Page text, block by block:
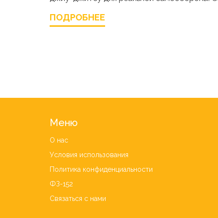
ПОДРОБНЕЕ
Меню
О нас
Условия использования
Политика конфиденциальности
ФЗ-152
Связаться с нами